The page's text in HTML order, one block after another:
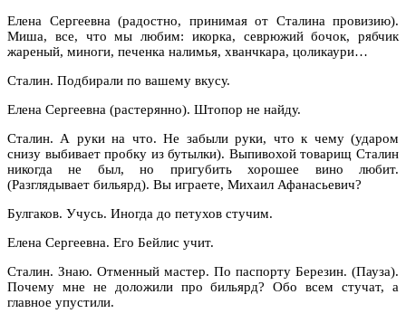
Елена Сергеевна (радостно, принимая от Сталина провизию).
Миша, все, что мы любим: икорка, севрюжий бочок, рябчик
жареный, миноги, печенка налимья, хванчкара, цоликаури…
Сталин. Подбирали по вашему вкусу.
Елена Сергеевна (растерянно). Штопор не найду.
Сталин. А руки на что. Не забыли руки, что к чему (ударом
снизу выбивает пробку из бутылки). Выпивохой товарищ Сталин
никогда не был, но пригубить хорошее вино любит.
(Разглядывает бильярд). Вы играете, Михаил Афанасьевич?
Булгаков. Учусь. Иногда до петухов стучим.
Елена Сергеевна. Его Бейлис учит.
Сталин. Знаю. Отменный мастер. По паспорту Березин. (Пауза).
Почему мне не доложили про бильярд? Обо всем стучат, а
главное упустили.